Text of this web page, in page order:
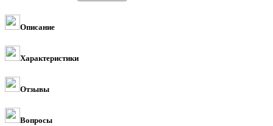
Описание
Характеристики
Отзывы
Вопросы